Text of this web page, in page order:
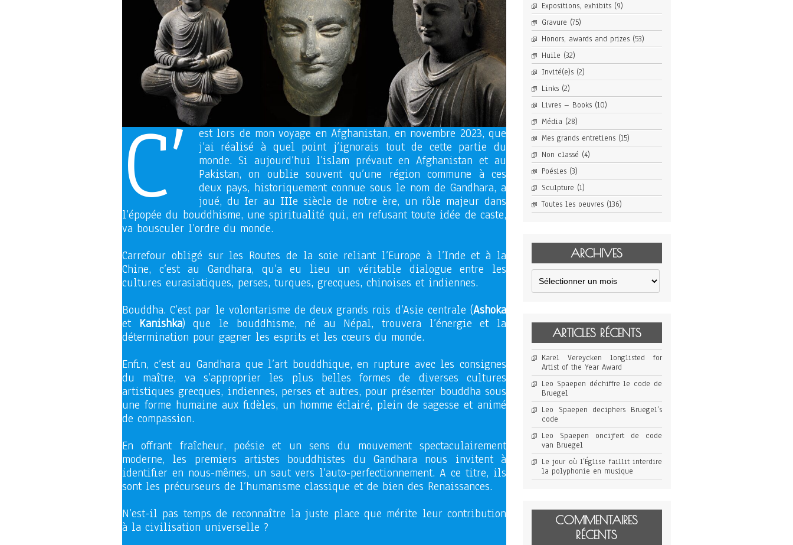
C’
est lors de mon voyage en Afghanistan, en novembre 2023, que
j’ai réalisé à quel point j’ignorais tout de cette partie du
monde. Si aujourd’hui l’islam prévaut en Afghanistan et au
Pakistan, on oublie souvent qu’une région commune à ces
deux pays, historiquement connue sous le nom de Gandhara, a
joué, du Ier au IIIe siècle de notre ère, un rôle majeur dans
l’épopée du bouddhisme, une spiritualité qui, en refusant toute idée de caste,
va bousculer l’ordre du monde.
Carrefour obligé sur les Routes de la soie reliant l’Europe à l’Inde et à la
Chine, c’est au Gandhara, qu’a eu lieu un véritable dialogue entre les
cultures eurasiatiques, perses, turques, grecques, chinoises et indiennes.
Bouddha. C’est par le volontarisme de deux grands rois d’Asie centrale (Ashoka
et Kanishka) que le bouddhisme, né au Népal, trouvera l’énergie et la
détermination pour gagner les esprits et les cœurs du monde.
Enfin, c’est au Gandhara que l’art bouddhique, en rupture avec les consignes
du maître, va s’approprier les plus belles formes de diverses cultures
artistiques grecques, indiennes, perses et autres, pour présenter bouddha sous
une forme humaine aux fidèles, un homme éclairé, plein de sagesse et animé
de compassion.
En offrant fraîcheur, poésie et un sens du mouvement spectaculairement
moderne, les premiers artistes bouddhistes du Gandhara nous invitent à
identifier en nous-mêmes, un saut vers l’auto-perfectionnement. A ce titre, ils
sont les précurseurs de l’humanisme classique et de bien des Renaissances.
N’est-il pas temps de reconnaître la juste place que mérite leur contribution
à la civilisation universelle ?
Expositions, exhibits(9)
Gravure (75)
Honors, awards and prizes(53)
Huile (32)
Invité(e)s(2)
Links(2)
Livres – Books(10)
Média (28)
Mes grands entretiens(15)
Non classé (4)
Poésies(3)
Sculpture (1)
Toutes les oeuvres(136)
ARCHIVES
Archives
ARTICLES RÉCENTS
Karel Vereycken longlisted for
Artist of the Year Award
Leo Spaepen déchiffre le code de
Bruegel
Leo Spaepen deciphers Bruegel’s
code
Leo Spaepen oncijfert de code
van Bruegel
Le jour où l’Église faillit interdire
la polyphonie en musique
COMMENTAIRES
RÉCENTS